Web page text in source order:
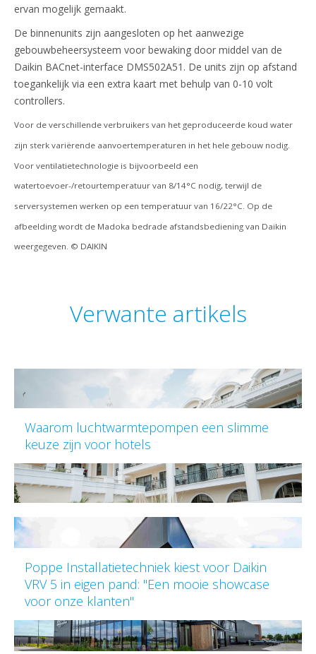
ervan mogelijk gemaakt.
De binnenunits zijn aangesloten op het aanwezige
gebouwbeheersysteem voor bewaking door middel van de
Daikin BACnet-interface DMS502A51. De units zijn op afstand
toegankelijk via een extra kaart met behulp van 0-10 volt
controllers.
Voor de verschillende verbruikers van het geproduceerde koud water
zijn sterk variërende aanvoertemperaturen in het hele gebouw nodig.
Voor ventilatietechnologie is bijvoorbeeld een
watertoevoer-/retourtemperatuur van 8/14°C nodig, terwijl de
serversystemen werken op een temperatuur van 16/22°C. Op de
afbeelding wordt de Madoka bedrade afstandsbediening van Daikin
weergegeven. © DAIKIN
Verwante artikels
Waarom luchtwarmtepompen een slimme
keuze zijn voor hotels
Poppe Installatietechniek kiest voor Daikin
VRV 5 in eigen pand: "Een mooie showcase
voor onze klanten"